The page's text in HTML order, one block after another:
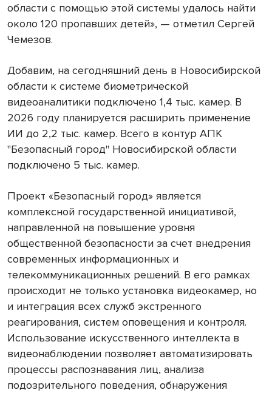
области с помощью этой системы удалось найти
около 120 пропавших детей», — отметил Сергей
Чемезов.
Добавим, на сегодняшний день в Новосибирской
области к системе биометрической
видеоаналитики подключено 1,4 тыс. камер. В
2026 году планируется расширить применение
ИИ до 2,2 тыс. камер. Всего в контур АПК
"Безопасный город" Новосибирской области
подключено 5 тыс. камер.
Проект «Безопасный город» является
комплексной государственной инициативой,
направленной на повышение уровня
общественной безопасности за счет внедрения
современных информационных и
телекоммуникационных решений. В его рамках
происходит не только установка видеокамер, но
и интеграция всех служб экстренного
реагирования, систем оповещения и контроля.
Использование искусственного интеллекта в
видеонаблюдении позволяет автоматизировать
процессы распознавания лиц, анализа
подозрительного поведения, обнаружения